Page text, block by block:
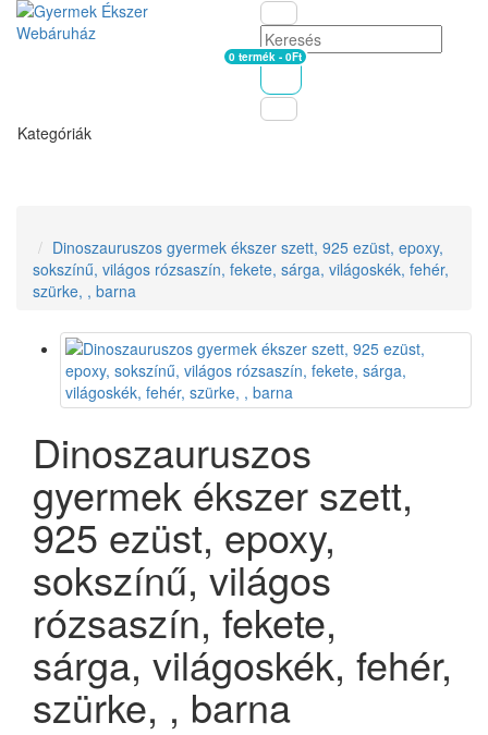
Kosár
0 termék - 0Ft
Kategóriák
Dinoszauruszos gyermek ékszer szett, 925 ezüst, epoxy,
sokszínű, világos rózsaszín, fekete, sárga, világoskék, fehér,
szürke, , barna
Dinoszauruszos
gyermek ékszer szett,
925 ezüst, epoxy,
sokszínű, világos
rózsaszín, fekete,
sárga, világoskék, fehér,
szürke, , barna